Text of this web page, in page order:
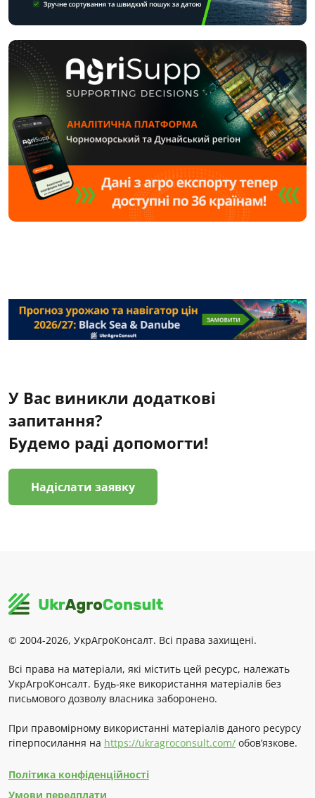
У Вас виникли додаткові
запитання?
Будемо раді допомогти!
Надіслати заявку
© 2004-2026, УкрАгроКонсалт. Всі права захищені.
Всі права на матеріали, які містить цей ресурс, належать
УкрАгроКонсалт. Будь-яке використання матеріалів без
письмового дозволу власника заборонено.
При правомірному використанні матеріалів даного ресурсу
гіперпосилання на https://ukragroconsult.com/ обов’язкове.
Політика конфіденційності
Умови передплати